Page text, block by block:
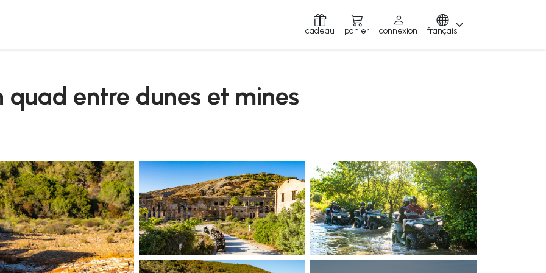
cadeau panier connexion français
quad entre dunes et mines